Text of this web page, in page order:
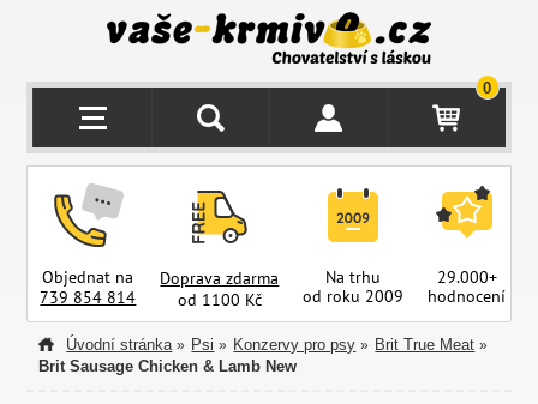
0
Objednat na
739 854 814
Doprava zdarma
od 1100 Kč
Na trhu
od roku 2009
29.000+
hodnocení
Úvodní stránka » Psi » Konzervy pro psy » Brit True Meat »
Brit Sausage Chicken & Lamb New